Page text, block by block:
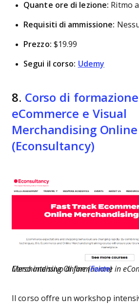
Quante ore di lezione: Ritmo
Requisiti di ammissione:
Prezzo: $19.99
Segui il corso: Udemy
8. Corso di
eCommerce e Visual
Merchandising Online
(Econsultancy)
Corso intensivo di formazione in eCommerce e Visual Merchandising Online (Fonte)
Il corso offre un workshop